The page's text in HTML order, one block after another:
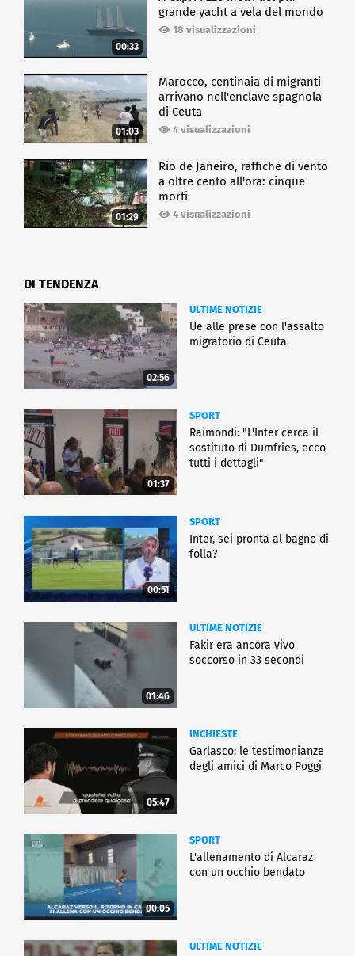
00:33
grande yacht a vela del mondo
18 visualizzazioni
01:03
Marocco, centinaia di migranti
arrivano nell'enclave spagnola
di Ceuta
4 visualizzazioni
01:29
Rio de Janeiro, raffiche di vento
a oltre cento all'ora: cinque
morti
4 visualizzazioni
DI TENDENZA
02:56
ULTIME NOTIZIE
Ue alle prese con l'assalto
migratorio di Ceuta
01:37
SPORT
Raimondi: "L'Inter cerca il
sostituto di Dumfries, ecco
tutti i dettagli"
00:51
SPORT
Inter, sei pronta al bagno di
folla?
01:46
ULTIME NOTIZIE
Fakir era ancora vivo
soccorso in 33 secondi
05:47
INCHIESTE
Garlasco: le testimonianze
degli amici di Marco Poggi
00:05
SPORT
L'allenamento di Alcaraz
con un occhio bendato
ULTIME NOTIZIE